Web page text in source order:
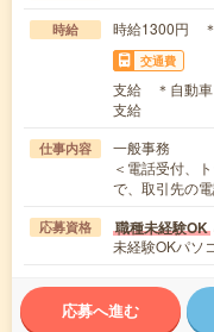
時給 時給1300円
交通費
支給 ＊自動車
支給
仕事内容
一般事務
＜電話受付、
で、取引先の
応募資格 職種未経験OK
未経験OKパソ
応募へ進む